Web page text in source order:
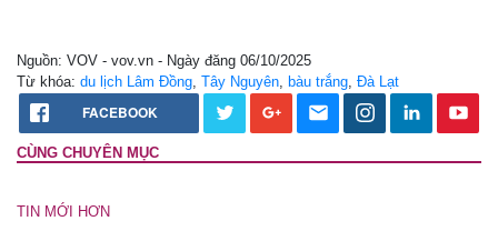
Nguồn: VOV - vov.vn - Ngày đăng 06/10/2025
Từ khóa: du lịch Lâm Đồng Tây Nguyên bàu trắng Đà Lạt
FACEBOOK
CÙNG CHUYÊN MỤC
TIN MỚI HƠN